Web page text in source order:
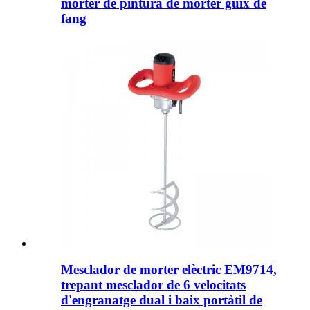
morter de pintura de morter guix de
fang
Mesclador de morter elèctric EM9714,
trepant mesclador de 6 velocitats
d'engranatge dual i baix portàtil de